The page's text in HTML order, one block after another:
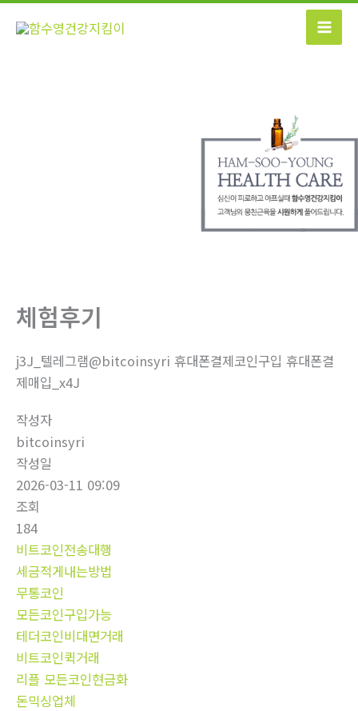
콘
체험후기
j3J_텔레그램@bitcoinsyri 휴대폰결제코인구입 휴대폰결
제매입_x4J
작성자
bitcoinsyri
작성일
2026-03-11 09:09
조회
184
비트코인전송대행
세금적게내는방법
무통코인
모든코인구입가능
테더코인비대면거래
비트코인퀵거래
리플 모든코인현금화
돈믹싱업체